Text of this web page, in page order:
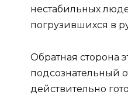
нестабильных
погрузившихся в
Обратная сторона
подсознательный
действительно